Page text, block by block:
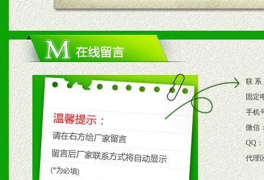
四、市场操作及支持
1、根据区域市场协助制定
2、根据具体情况公司给予
3、根据市场需要，派驻区
保产品顺利销售。
4、根据市场情况公司给予
购支持。
联 系
固定
手机
微信
QQ：
代理